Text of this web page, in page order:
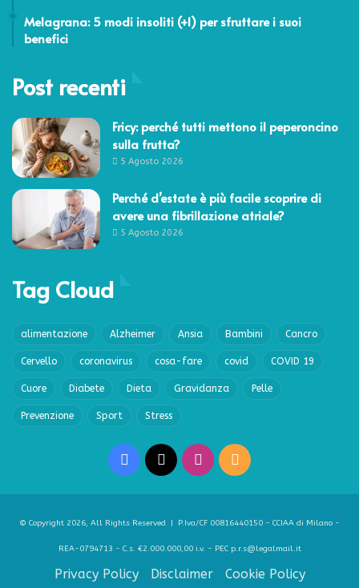
Melagrana: 5 modi insoliti (+1) per sfruttare i suoi
benefici
Post recenti
Fricy: perché tutti mettono il peperoncino
sulla frutta?
5 Agosto 2026
Perché d’estate è più facile scoprire di
avere una fibrillazione atriale?
5 Agosto 2026
Tag Cloud
alimentazione Alzheimer Ansia Bambini Cancro
Cervello coronavirus cosa-fare covid COVID 19
Cuore Diabete Dieta Gravidanza Pelle
Prevenzione Sport Stress
Facebook Instagram
RSS
© Copyright 2026, All Rights Reserved | P.Iva/CF 00816440150 - CCIAA di Milano -
REA-0794713 - C.s. €2.000.000,00 i.v. - PEC p.r.s@legalmail.it
Privacy Policy Disclaimer Cookie Policy